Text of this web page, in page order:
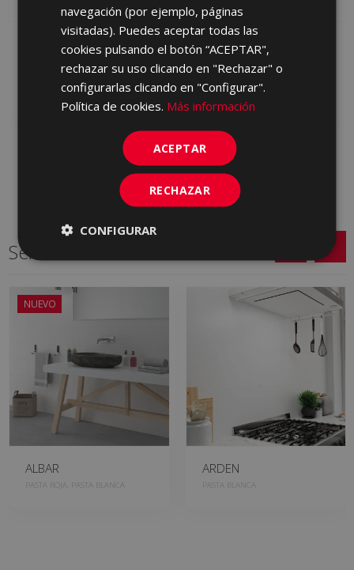
GARD CENIZA 25 X 50
Añadir a favoritos
GARD VISON 25 X 50
Añadir a favoritos
Series relacionadas
NUEVO
ALBAR
PASTA ROJA, PASTA BLANCA
ARDEN
PASTA BLANCA
navegación (por ejemplo, páginas
visitadas). Puedes aceptar todas las
cookies pulsando el botón “ACEPTAR",
rechazar su uso clicando en "Rechazar" o
configurarlas clicando en "Configurar".
Política de cookies. Más información
ACEPTAR
RECHAZAR
CONFIGURAR